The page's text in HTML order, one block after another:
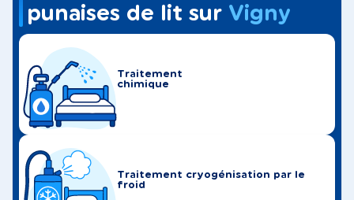
punaises de lit sur Vigny
Traitement
chimique
Traitement cryogénisation par le
froid